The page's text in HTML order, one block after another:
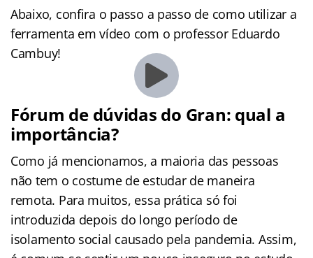
Abaixo, confira o passo a passo de como utilizar a
ferramenta em vídeo com o professor Eduardo
Cambuy!
Fórum de dúvidas do Gran: qual a
importância?
Como já mencionamos, a maioria das pessoas
não tem o costume de estudar de maneira
remota. Para muitos, essa prática só foi
introduzida depois do longo período de
isolamento social causado pela pandemia. Assim,